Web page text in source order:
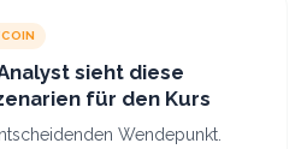
sieht diese
für den Kurs
Wendepunkt.